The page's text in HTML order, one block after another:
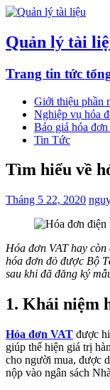
Quản lý tài
Trang tin tức
Giới thiệu phần
Nghiệp vụ hóa
Báo giá hóa
Tin Tức
Tìm hiểu về
Tháng 5 22, 2020
Hóa đơn VAT hay
hóa đơn đỏ được Bộ
sau khi đã đăng ký
1. Khái niệm
Hóa đơn VAT được
giúp thể hiện giá trị
cho người mua, được
nộp vào ngân sách